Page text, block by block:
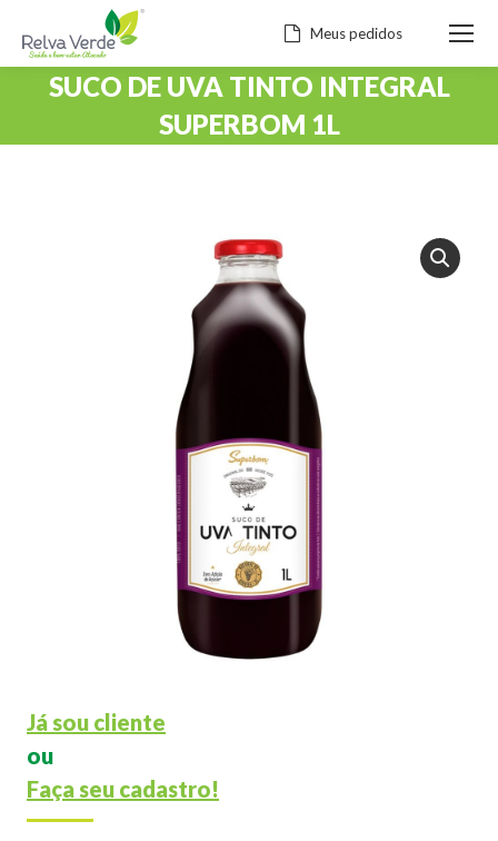
Meus pedidos
SUCO DE UVA TINTO INTEGRAL
SUPERBOM 1L
Já sou cliente
ou
Faça seu cadastro!